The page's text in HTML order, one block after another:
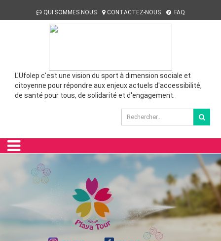
QUI SOMMES NOUS CONTACTEZ-NOUS FAQ
L'Ufolep c'est une vision du sport à dimension sociale et
citoyenne pour répondre aux enjeux actuels d'accessibilité,
de santé pour tous, de solidarité et d'engagement.